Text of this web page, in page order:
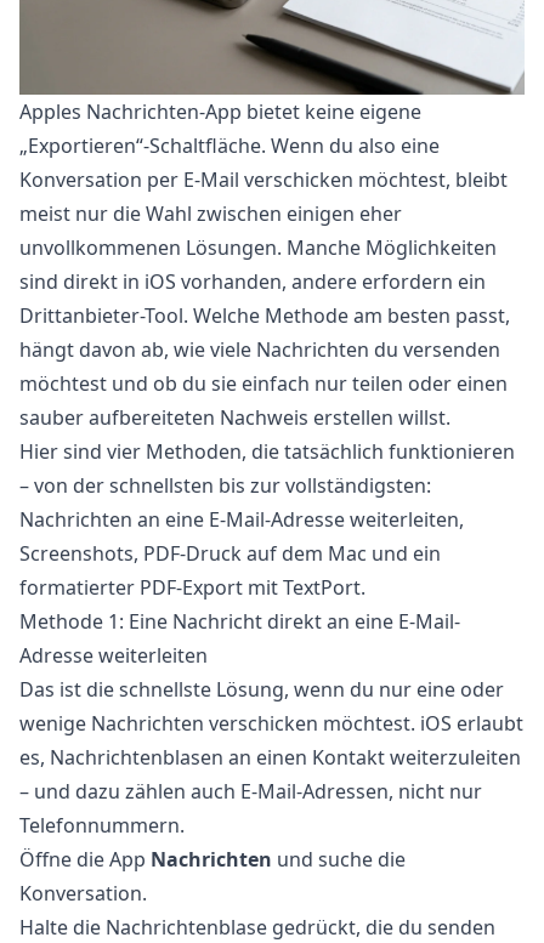
Apples Nachrichten-App bietet keine eigene
„Exportieren“-Schaltfläche. Wenn du also eine
Konversation per E-Mail verschicken möchtest, bleibt
meist nur die Wahl zwischen einigen eher
unvollkommenen Lösungen. Manche Möglichkeiten
sind direkt in iOS vorhanden, andere erfordern ein
Drittanbieter-Tool. Welche Methode am besten passt,
hängt davon ab, wie viele Nachrichten du versenden
möchtest und ob du sie einfach nur teilen oder einen
sauber aufbereiteten Nachweis erstellen willst.
Hier sind vier Methoden, die tatsächlich funktionieren
– von der schnellsten bis zur vollständigsten:
Nachrichten an eine E-Mail-Adresse weiterleiten,
Screenshots, PDF-Druck auf dem Mac und ein
formatierter PDF-Export mit TextPort.
Methode 1: Eine Nachricht direkt an eine E-Mail-
Adresse weiterleiten
Das ist die schnellste Lösung, wenn du nur eine oder
wenige Nachrichten verschicken möchtest. iOS erlaubt
es, Nachrichtenblasen an einen Kontakt weiterzuleiten
– und dazu zählen auch E-Mail-Adressen, nicht nur
Telefonnummern.
Öffne die App Nachrichten und suche die
Konversation.
Halte die Nachrichtenblase gedrückt, die du senden